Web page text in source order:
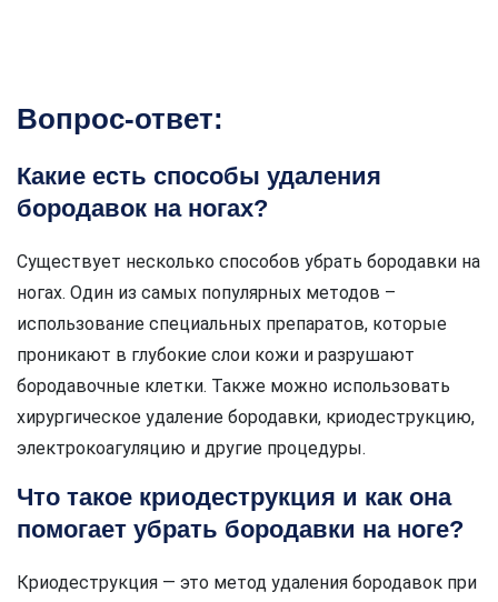
Вопрос-ответ:
Какие есть способы удаления
бородавок на ногах?
Существует несколько способов убрать бородавки на
ногах. Один из самых популярных методов –
использование специальных препаратов, которые
проникают в глубокие слои кожи и разрушают
бородавочные клетки. Также можно использовать
хирургическое удаление бородавки, криодеструкцию,
электрокоагуляцию и другие процедуры.
Что такое криодеструкция и как она
помогает убрать бородавки на ноге?
Криодеструкция — это метод удаления бородавок при